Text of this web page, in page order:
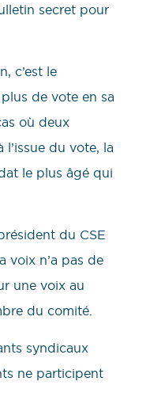
secret pour
c’est le
de vote en sa
où deux
du vote, la
le plus âgé qui
du CSE
voix n’a pas de
une voix au
du comité.
syndicaux
ne participent